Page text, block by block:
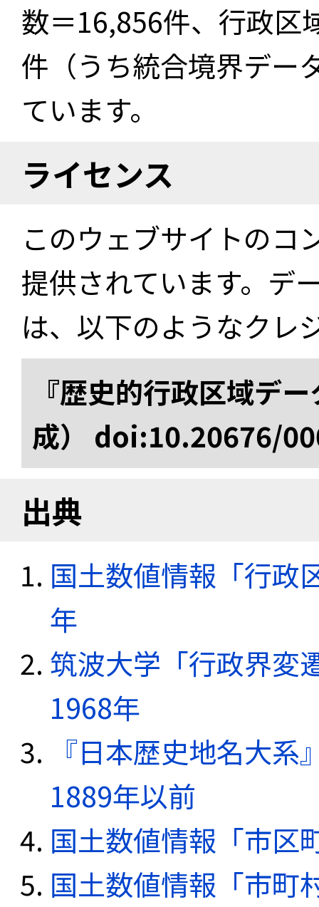
数＝16,856件、行政区
件（うち統合境界デー
ています。
ライセンス
このウェブサイトのコ
提供されています。デ
は、以下のようなクレ
『歴史的行政区域デ
成） doi:10.20676/
出典
国土数値情報「行政
年
筑波大学「行政界変
1968年
『日本歴史地名大
1889年以前
国土数値情報「市区
国土数値情報「市町